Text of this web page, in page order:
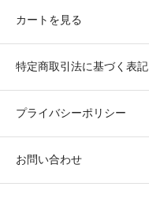
カートを見る
特定商取引法に基づく表記
プライバシーポリシー
お問い合わせ